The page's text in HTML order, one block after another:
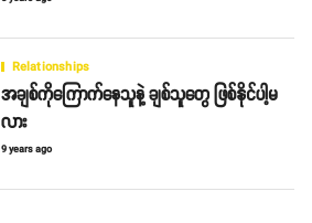
Relationships
အချစ်ကိုကြောက်နေသူနဲ့ ချစ်သူတွေ ဖြစ်နိုင်ပါ့မ
လား
9 years ago